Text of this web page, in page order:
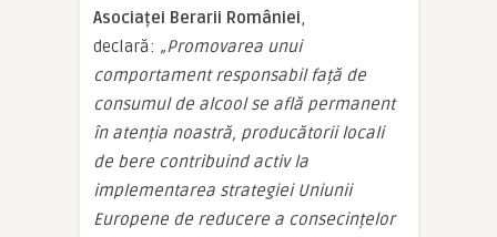
Asociaței Berarii României,
declară: „Promovarea unui
comportament responsabil față de
consumul de alcool se află permanent
în atenția noastră, producătorii locali
de bere contribuind activ la
implementarea strategiei Uniunii
Europene de reducere a consecințelor